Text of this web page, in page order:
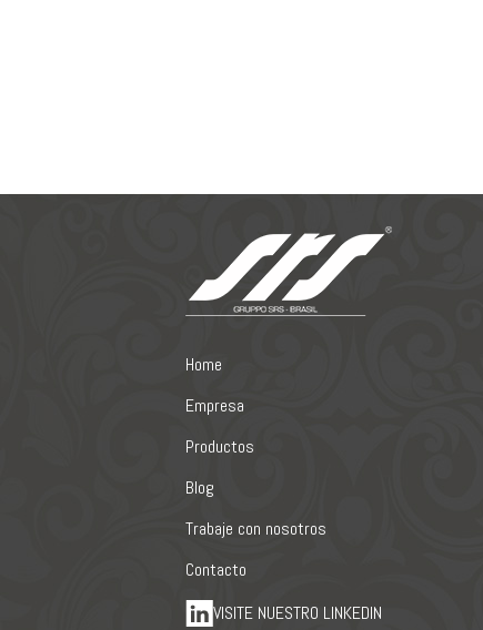
Home
Empresa
Productos
Blog
Trabaje con nosotros
Contacto
VISITE NUESTRO LINKEDIN